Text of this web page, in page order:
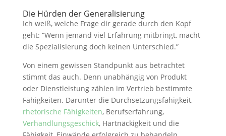
Die Hürden der Generalisierung
Ich weiß, welche Frage dir gerade durch den Kopf
geht: “Wenn jemand viel Erfahrung mitbringt, macht
die Spezialisierung doch keinen Unterschied.”
Von einem gewissen Standpunkt aus betrachtet
stimmt das auch. Denn unabhängig von Produkt
oder Dienstleistung zählen im Vertrieb bestimmte
Fähigkeiten. Darunter die Durchsetzungsfähigkeit,
rhetorische Fähigkeiten, Berufserfahrung,
Verhandlungsgeschick, Hartnäckigkeit und die